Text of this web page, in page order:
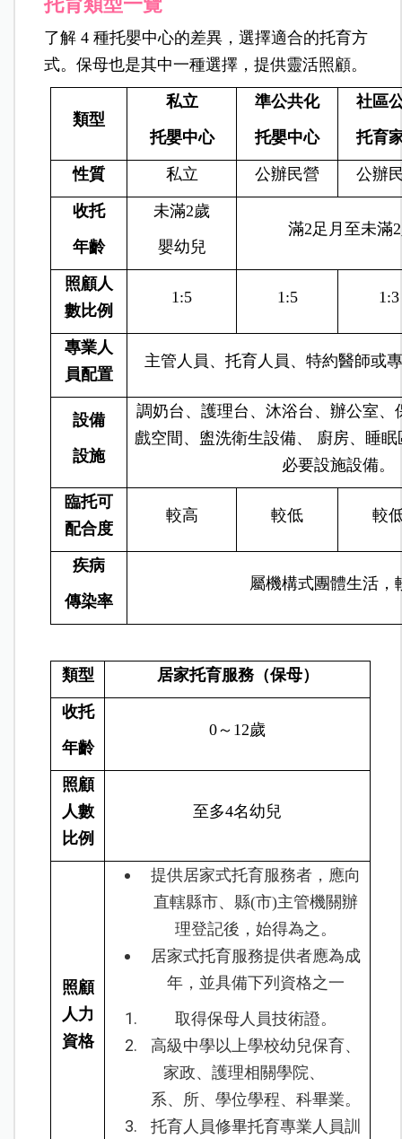
了解 4 種托嬰中心的差異，選擇適合的托育方
式。保母也是其中一種選擇，提供靈活照顧。
類型
私立
托嬰中心
準公共化
托嬰中心
社區
托育
性質 私立 公辦民營 公辦
收托
年齡
未滿2歲
嬰幼兒
滿2足月至未滿
照顧人
數比例
1:5 1:5 1:3
專業人
員配置
主管人員、托育人員、特約醫師或
設備
設施
調奶台、護理台、沐浴台、辦公室、
戲空間、盥洗衛生設備、 廚房、睡
必要設施設備。
臨托可
配合度
較高 較低 較
疾病
傳染率
屬機構式團體生活，
類型 居家托育服務（保母）
收托
年齡
0～12歲
照顧
人數
比例
至多4名幼兒
照顧
人力
資格
提供居家式托育服務者，應向
直轄縣市、縣(市)主管機關辦
理登記後，始得為之。
居家式托育服務提供者應為成
年，並具備下列資格之一
取得保母人員技術證。
高級中學以上學校幼兒保育、
家政、護理相關學院、
系、所、學位學程、科畢業。
托育人員修畢托育專業人員訓